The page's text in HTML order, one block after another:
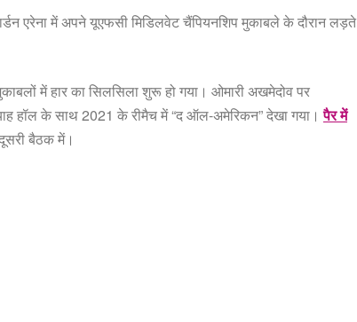
एरेना में अपने यूएफसी मिडिलवेट चैंपियनशिप मुकाबले के दौरान लड़ते
में हार का सिलसिला शुरू हो गया। ओमारी अखमेदोव पर
हॉल के साथ 2021 के रीमैच में “द ऑल-अमेरिकन” देखा गया।पैर में
बैठक में।